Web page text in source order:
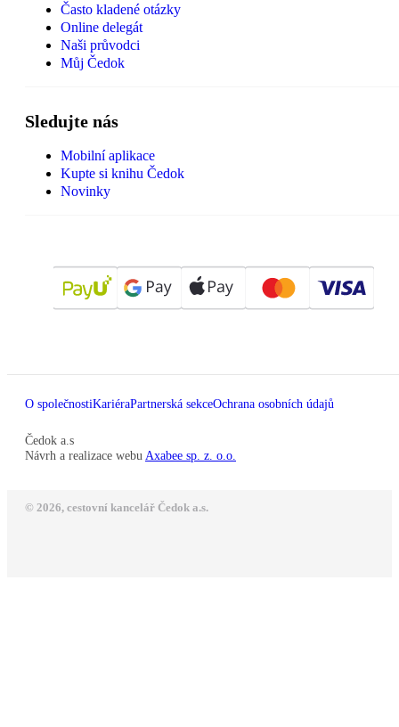
Často kladené otázky
Online delegát
Naši průvodci
Můj Čedok
Sledujte nás
Mobilní aplikace
Kupte si knihu Čedok
Novinky
O společnostiKariéraPartnerská sekceOchrana osobních údajů
Čedok a.s
Návrh a realizace webu Axabee sp. z. o.o.
© 2026, cestovní kancelář Čedok a.s.